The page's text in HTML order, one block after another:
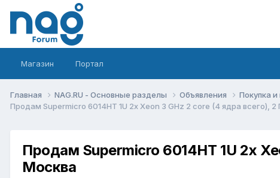
Магазин Портал
Главная NAG.RU - Основные разделы Объявления
Покупка
Продам Supermicro 6014HT 1U 2x Xeon 3 GHz 2 core (4 ядра всего),
Продам Supermicro 6014HT 1U 2x
Москва